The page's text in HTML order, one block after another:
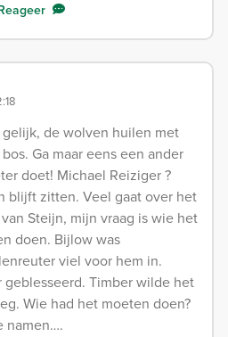
de wolven huilen met
Ga maar eens een ander
doet! Michael Reiziger ?
blijft zitten. Veel gaat over het
Steijn, mijn vraag is wie het
doen. Bijlow was
viel voor hem in.
geblesseerd. Timber wilde het
Wie had het moeten doen?
namen….